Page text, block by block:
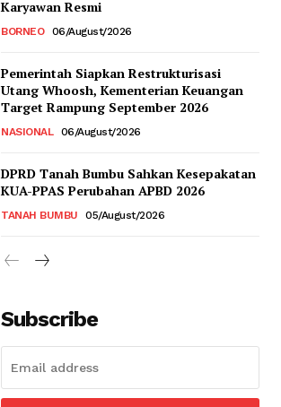
Karyawan Resmi
BORNEO 06/August/2026
Pemerintah Siapkan Restrukturisasi
Utang Whoosh, Kementerian Keuangan
Target Rampung September 2026
NASIONAL 06/August/2026
DPRD Tanah Bumbu Sahkan Kesepakatan
KUA-PPAS Perubahan APBD 2026
TANAH BUMBU 05/August/2026
Subscribe